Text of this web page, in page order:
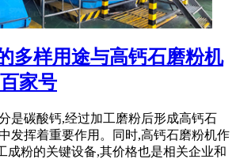
多样用途与高钙石磨粉机
家号
是碳酸钙,经过加工磨粉后形成高钙石
发挥着重要作用。同时,高钙石磨粉机作
成粉的关键设备,其价格也是相关企业和